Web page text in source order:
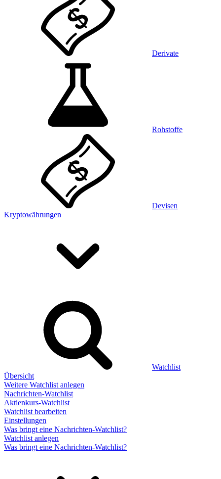
Derivate
Rohstoffe
Devisen
Kryptowährungen
Watchlist
Übersicht
Weitere Watchlist anlegen
Nachrichten-Watchlist
Aktienkurs-Watchlist
Watchlist bearbeiten
Einstellungen
Was bringt eine Nachrichten-Watchlist?
Watchlist anlegen
Was bringt eine Nachrichten-Watchlist?